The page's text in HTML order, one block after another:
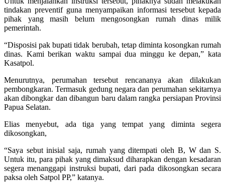
tindakan preventif guna menyampaikan informasi tersebut kepada
pihak yang masih belum mengosongkan rumah dinas milik
pemerintah.
“Disposisi pak bupati tidak berubah, tetap diminta kosongkan rumah
dinas. Kami berikan waktu sampai dua minggu ke depan,” kata
Kasatpol.
Menurutnya, perumahan tersebut rencananya akan dilakukan
pembongkaran. Termasuk gedung negara dan perumahan sekitarnya
akan dibongkar dan dibangun baru dalam rangka persiapan Provinsi
Papua Selatan.
Elias menyebut, ada tiga yang tempat yang diminta segera
dikosongkan,
“Saya sebut inisial saja, rumah yang ditempati oleh B, W dan S.
Untuk itu, para pihak yang dimaksud diharapkan dengan kesadaran
segera menanggapi instruksi bupati, dari pada dikosongkan secara
paksa oleh Satpol PP,” katanya.